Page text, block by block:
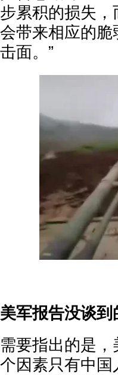
步累积的损失
会带来相应的
击面。”
美军报告没谈到
需要指出的是
个因素只有中